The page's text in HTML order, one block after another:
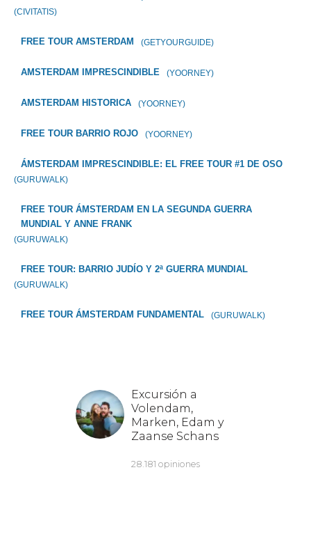
(CIVITATIS)
FREE TOUR AMSTERDAM (GETYOURGUIDE)
AMSTERDAM IMPRESCINDIBLE (YOORNEY)
AMSTERDAM HISTORICA (YOORNEY)
FREE TOUR BARRIO ROJO (YOORNEY)
ÁMSTERDAM IMPRESCINDIBLE: EL FREE TOUR #1 DE OSO
(GURUWALK)
FREE TOUR ÁMSTERDAM EN LA SEGUNDA GUERRA
MUNDIAL Y ANNE FRANK
(GURUWALK)
FREE TOUR: BARRIO JUDÍO Y 2ª GUERRA MUNDIAL
(GURUWALK)
FREE TOUR ÁMSTERDAM FUNDAMENTAL (GURUWALK)